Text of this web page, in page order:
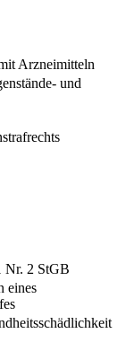
Arzneimitteln
und
Nr. 2 StGB
eines